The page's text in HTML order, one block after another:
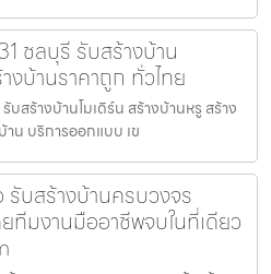
ชลบุรี รับสร้างบ้าน
งบ้านราคาถูก ทั่วไทย
สร้างบ้านโมเดิร์น สร้างบ้านหรู สร้าง
าน บริการออกแบบ เข
รับสร้างบ้านครบวงจร
ทีมงานมืออาชีพจบในที่เดียว